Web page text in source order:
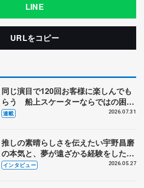
LINE
URLをコピー
同じ演目で120回お客様に楽しんでも
らう 船上スケーターならではの困難
とは 影響あったPIW前キャプテン松
連載 2026.07.31
推しの素晴らしさを伝えたい宇野昌磨
の本気と、夢が遠ざかる経験をした本
田真凜の覚悟
インタビュー 2026.05.27